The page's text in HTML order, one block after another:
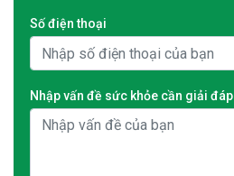
Số điện thoại
Nhập vấn đề sức khỏe cần giải đáp